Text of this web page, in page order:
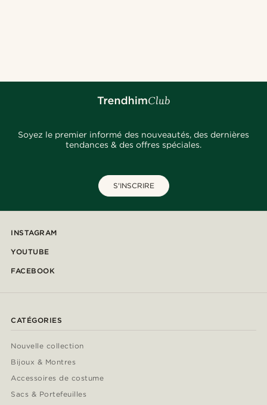
Soyez le premier informé des nouveautés, des dernières
tendances & des offres spéciales.
S'INSCRIRE
INSTAGRAM
YOUTUBE
FACEBOOK
CATÉGORIES
Nouvelle collection
Bijoux & Montres
Accessoires de costume
Sacs & Portefeuilles